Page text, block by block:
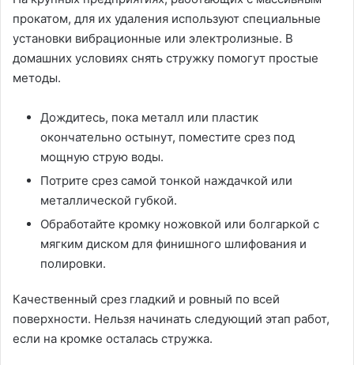
прокатом, для их удаления используют специальные
установки вибрационные или электролизные. В
домашних условиях снять стружку помогут простые
методы.
Дождитесь, пока металл или пластик
окончательно остынут, поместите срез под
мощную струю воды.
Потрите срез самой тонкой наждачкой или
металлической губкой.
Обработайте кромку ножовкой или болгаркой с
мягким диском для финишного шлифования и
полировки.
Качественный срез гладкий и ровный по всей
поверхности. Нельзя начинать следующий этап работ,
если на кромке осталась стружка.